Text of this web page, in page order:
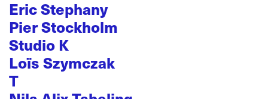
Eric Stephany
Pier Stockholm
Studio K
Loïs Szymczak
T